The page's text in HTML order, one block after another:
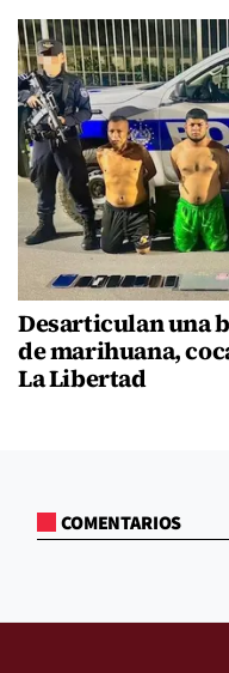
Desarticulan una
de marihuana,
La Libertad
COMENTARIOS